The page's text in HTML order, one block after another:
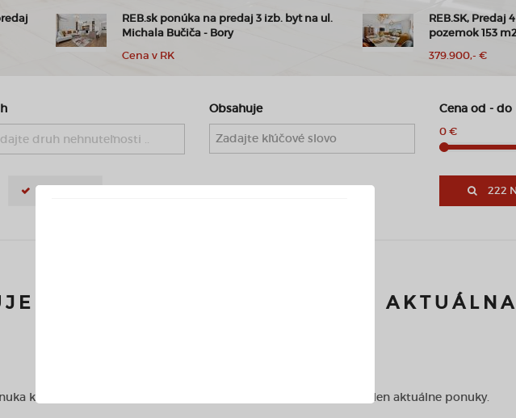
REB.sk ponúka na predaj 3 izb. byt na ul.
Michala Bučiča - Bory
Cena v RK
REB.SK, Predaj
pozemok 153
379.900,- €
druh nehnuteľnosti ..
Obsahuje Cena od - do
0 €
PODNÁJOM 222
ALE PONUKA UŽ NIE JE
ktorú hľadáte, bola odstránená. Našou snahou je zverejňovať len aktuálne ponuky.